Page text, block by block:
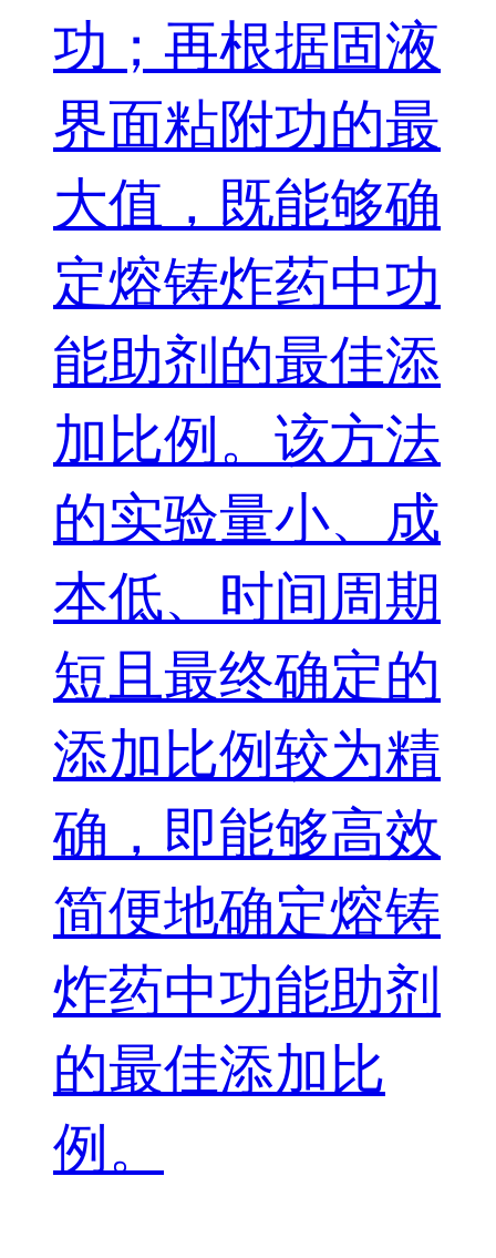
功；再根据固液
界面粘附功的最
大值，既能够确
定熔铸炸药中功
能助剂的最佳添
加比例。该方法
的实验量小、成
本低、时间周期
短且最终确定的
添加比例较为精
确，即能够高效
简便地确定熔铸
炸药中功能助剂
的最佳添加比
例。